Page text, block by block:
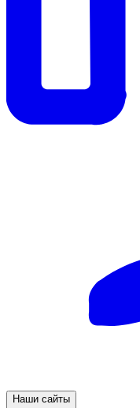
Наши сайты